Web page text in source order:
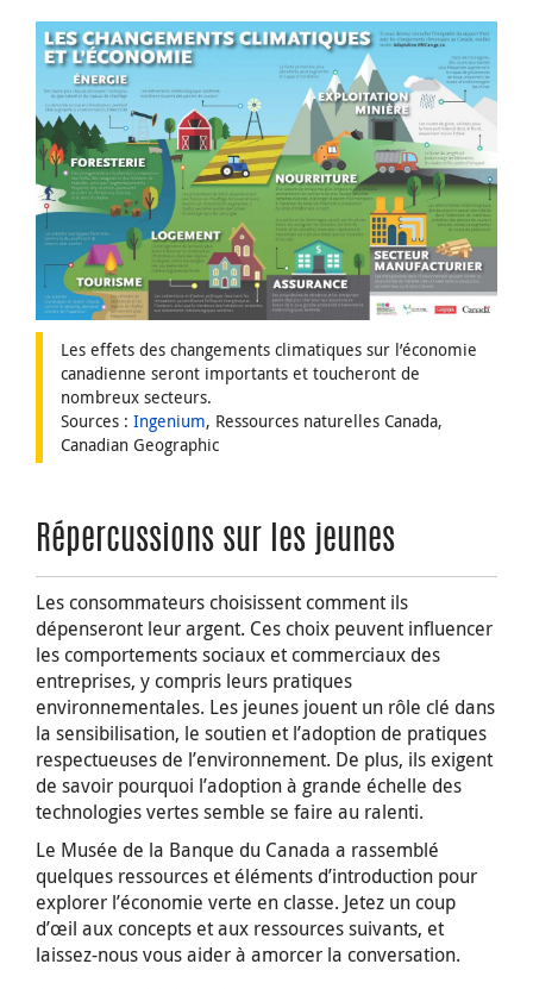
Les effets des changements climatiques sur l’économie
canadienne seront importants et toucheront de
nombreux secteurs.
Sources : Ingenium, Ressources naturelles Canada,
Canadian Geographic
Répercussions sur les jeunes
Les consommateurs choisissent comment ils
dépenseront leur argent. Ces choix peuvent influencer
les comportements sociaux et commerciaux des
entreprises, y compris leurs pratiques
environnementales. Les jeunes jouent un rôle clé dans
la sensibilisation, le soutien et l’adoption de pratiques
respectueuses de l’environnement. De plus, ils exigent
de savoir pourquoi l’adoption à grande échelle des
technologies vertes semble se faire au ralenti.
Le Musée de la Banque du Canada a rassemblé
quelques ressources et éléments d’introduction pour
explorer l’économie verte en classe. Jetez un coup
d’œil aux concepts et aux ressources suivants, et
laissez-nous vous aider à amorcer la conversation.